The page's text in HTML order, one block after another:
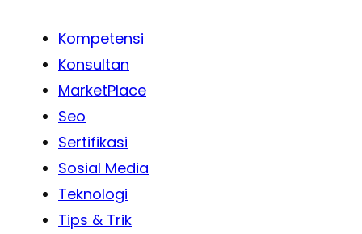
Kompetensi
Konsultan
MarketPlace
Seo
Sertifikasi
Sosial Media
Teknologi
Tips & Trik